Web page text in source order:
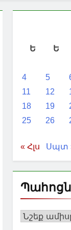
են
կանգառը
կարմիր
Ե Ե
4
5
11
12
18
19
25
26
« Հլս Սպտ
Պահոցներ